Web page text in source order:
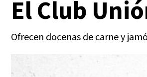
El Club
Ofrecen docenas de carne y